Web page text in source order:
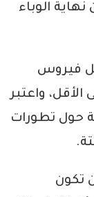
الوباء
فيروس
أشخاص على الأقل، واعتبر
حول تطورات
تكون